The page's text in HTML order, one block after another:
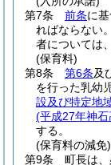
第7条
前条に
ればならない。
者については
(保育料)
第8条
第6条及
を行った乳幼
設及び特定地
(平成27年神
する。
(保育料の減免)
第9条
町長は